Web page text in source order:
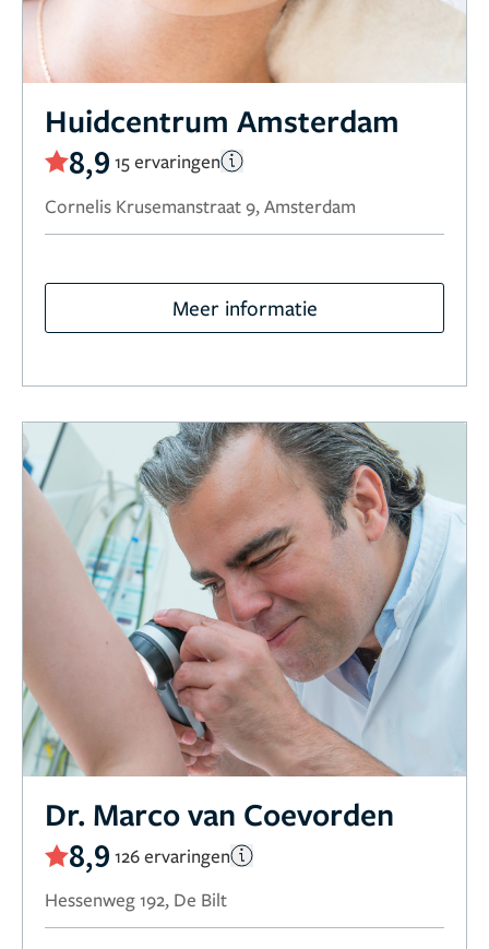
Huidcentrum Amsterdam
8,9 15 ervaringen
Cornelis Krusemanstraat 9, Amsterdam
Meer informatie
Dr. Marco van Coevorden
8,9 126 ervaringen
Hessenweg 192, De Bilt